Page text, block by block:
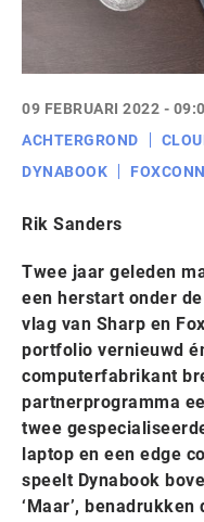
09 FEBRUARI 2022 -
ACHTERGROND
DYNABOOK
FOXCONN
Rik Sanders
Twee jaar geleden
een herstart onder
vlag van Sharp en
portfolio vernieuwd
computerfabrikant
partnerprogramma
twee
laptop en een edge
speelt Dynabook
‘Maar’,